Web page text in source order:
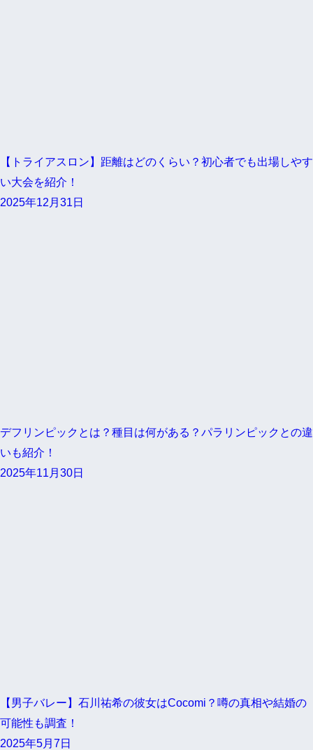
【トライアスロン】距離はどのくらい？初心者でも出場しやす
い大会を紹介！
2025年12月31日
デフリンピックとは？種目は何がある？パラリンピックとの違
いも紹介！
2025年11月30日
【男子バレー】石川祐希の彼女はCocomi？噂の真相や結婚の
可能性も調査！
2025年5月7日